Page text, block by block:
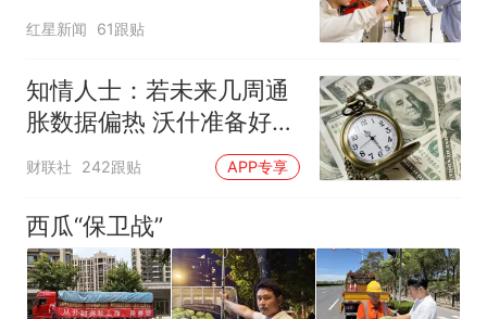
“如何策划晚会” 专家：遏
红星新闻 61跟贴
知情人士：若未来几周通
胀数据偏热 沃什准备好加
息
财联社 242跟贴 APP专享
西瓜“保卫战”